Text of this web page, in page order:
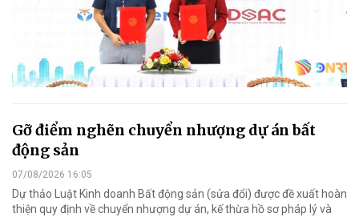
Gỡ điểm nghẽn chuyển nhượng dự án bất
động sản
07/08/2026 16:05
Dự thảo Luật Kinh doanh Bất động sản (sửa đổi) được đề xuất hoàn
thiện quy định về chuyển nhượng dự án, kế thừa hồ sơ pháp lý và